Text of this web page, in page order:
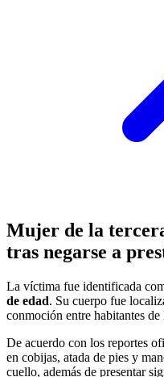
Mujer de la
tras negarse a
La víctima fue identificada
de edad. Su cuerpo fue
conmoción entre habitantes de
De acuerdo con los reportes
en cobijas, atada de pies y
cuello, además de presentar